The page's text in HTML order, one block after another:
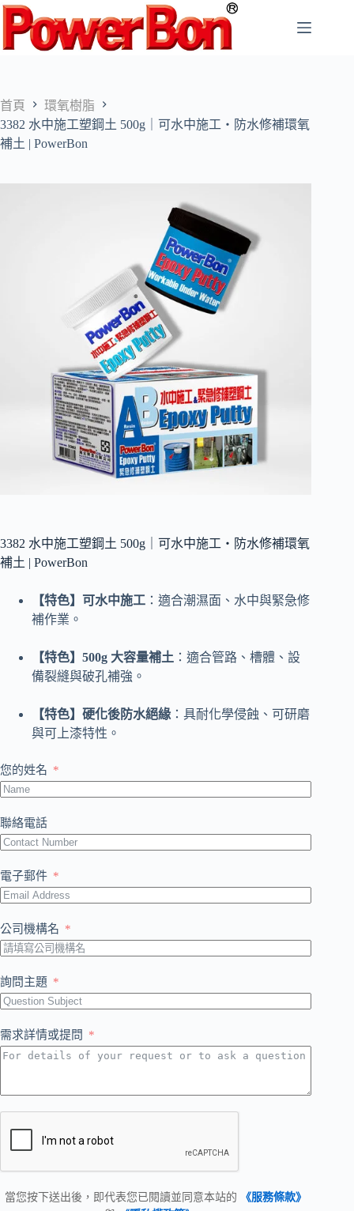
跳
主
容
首頁
環氧樹脂
3382 水中施工塑鋼土 500g｜可水中施工・防水修補環氧
補土 | PowerBon
3382 水中施工塑鋼土 500g｜可水中施工・防水修補環氧
補土 | PowerBon
【特色】可水中施工 ：適合潮濕面、水中與緊急修
補作業。
【特色】500g 大容量補土 ：適合管路、槽體、設
備裂縫與破孔補強。
【特色】硬化後防水絕緣 ：具耐化學侵蝕、可研磨
與可上漆特性。
您的姓名
聯絡電話
電子郵件
公司機構名
詢問主題
需求詳情或提問
當您按下送出後，即代表您已閱讀並同意本站的
《服務條款》